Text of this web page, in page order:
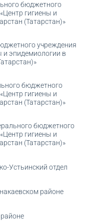
бюджетного
гигиены и
(Татарстан)»
учреждения
и эпидемиологии в
бюджетного
гигиены и
(Татарстан)»
бюджетного
гигиены и
(Татарстан)»
Устьинский отдел
районе